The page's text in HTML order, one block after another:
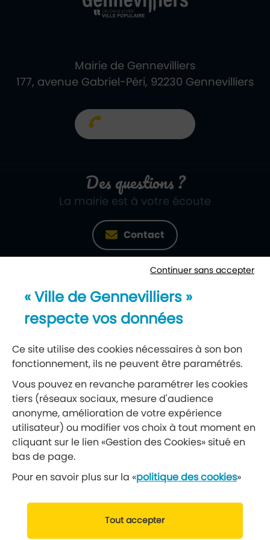
Mairie de Gennevilliers
177, avenue Gabriel-Péri, 92230 Gennevilliers
Des questions ?
La mairie est à votre écoute
Contact
Newsletter
Réseaux sociaux
Suivez-nous
Retrouvez nous sur Facebook
Mentions légales Données personnelles
Continuer sans accepter
« Ville de Gennevilliers »
respecte vos données
Ce site utilise des cookies nécessaires à son bon
fonctionnement, ils ne peuvent être paramétrés.
Vous pouvez en revanche paramétrer les cookies
tiers (réseaux sociaux, mesure d'audience
anonyme, amélioration de votre expérience
utilisateur) ou modifier vos choix à tout moment en
cliquant sur le lien «Gestion des Cookies» situé en
bas de page.
Pour en savoir plus sur la «politique des cookies»
Tout accepter